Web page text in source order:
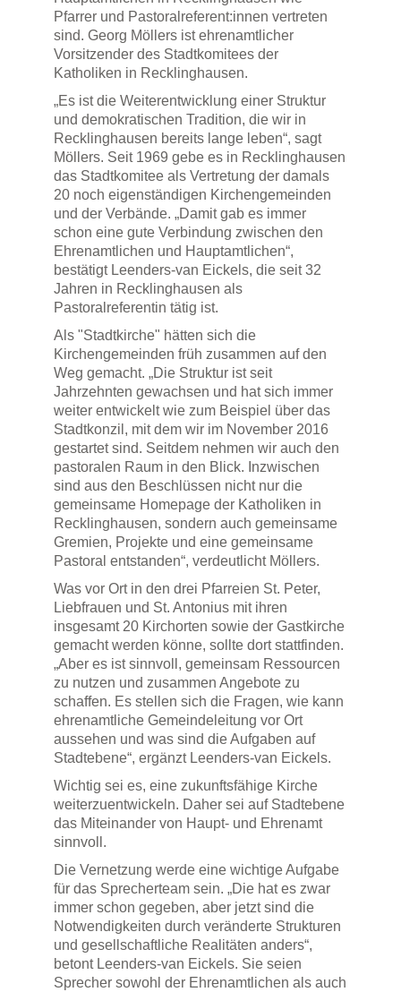
Pfarrer und Pastoralreferent:innen vertreten
sind. Georg Möllers ist ehrenamtlicher
Vorsitzender des Stadtkomitees der
Katholiken in Recklinghausen.
„Es ist die Weiterentwicklung einer Struktur
und demokratischen Tradition, die wir in
Recklinghausen bereits lange leben“, sagt
Möllers. Seit 1969 gebe es in Recklinghausen
das Stadtkomitee als Vertretung der damals
20 noch eigenständigen Kirchengemeinden
und der Verbände. „Damit gab es immer
schon eine gute Verbindung zwischen den
Ehrenamtlichen und Hauptamtlichen“,
bestätigt Leenders-van Eickels, die seit 32
Jahren in Recklinghausen als
Pastoralreferentin tätig ist.
Als "Stadtkirche" hätten sich die
Kirchengemeinden früh zusammen auf den
Weg gemacht. „Die Struktur ist seit
Jahrzehnten gewachsen und hat sich immer
weiter entwickelt wie zum Beispiel über das
Stadtkonzil, mit dem wir im November 2016
gestartet sind. Seitdem nehmen wir auch den
pastoralen Raum in den Blick. Inzwischen
sind aus den Beschlüssen nicht nur die
gemeinsame Homepage der Katholiken in
Recklinghausen, sondern auch gemeinsame
Gremien, Projekte und eine gemeinsame
Pastoral entstanden“, verdeutlicht Möllers.
Was vor Ort in den drei Pfarreien St. Peter,
Liebfrauen und St. Antonius mit ihren
insgesamt 20 Kirchorten sowie der Gastkirche
gemacht werden könne, sollte dort stattfinden.
„Aber es ist sinnvoll, gemeinsam Ressourcen
zu nutzen und zusammen Angebote zu
schaffen. Es stellen sich die Fragen, wie kann
ehrenamtliche Gemeindeleitung vor Ort
aussehen und was sind die Aufgaben auf
Stadtebene“, ergänzt Leenders-van Eickels.
Wichtig sei es, eine zukunftsfähige Kirche
weiterzuentwickeln. Daher sei auf Stadtebene
das Miteinander von Haupt- und Ehrenamt
sinnvoll.
Die Vernetzung werde eine wichtige Aufgabe
für das Sprecherteam sein. „Die hat es zwar
immer schon gegeben, aber jetzt sind die
Notwendigkeiten durch veränderte Strukturen
und gesellschaftliche Realitäten anders“,
betont Leenders-van Eickels. Sie seien
Sprecher sowohl der Ehrenamtlichen als auch